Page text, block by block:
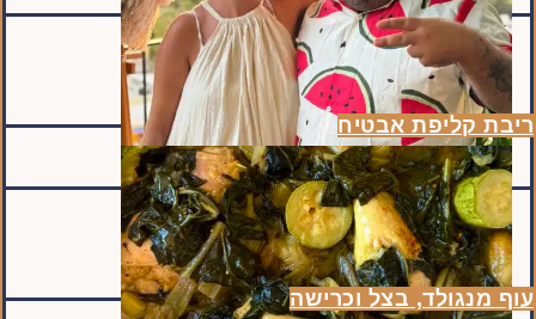
ריבת קליפת אבטיח
עוף מנגולד, בצל וכרישה